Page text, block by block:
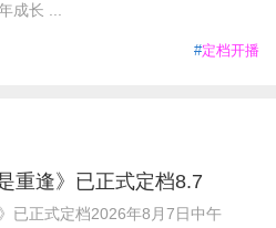
成长 ...
#定档开播
重逢》已正式定档8.7
已正式定档2026年8月7日中午